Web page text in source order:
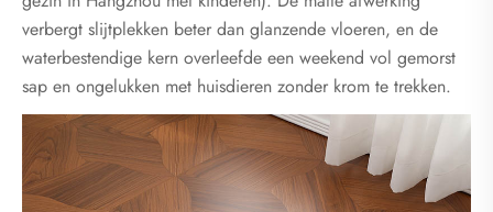
verbergt slijtplekken beter dan glanzende vloeren, en de
waterbestendige kern overleefde een weekend vol gemorst
sap en ongelukken met huisdieren zonder krom te trekken.